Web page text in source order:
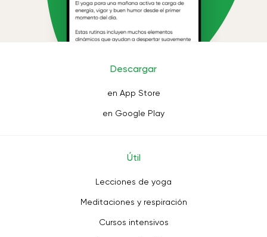
Descargar
en App Store
en Google Play
Útil
Lecciones de yoga
Meditaciones y respiración
Cursos intensivos